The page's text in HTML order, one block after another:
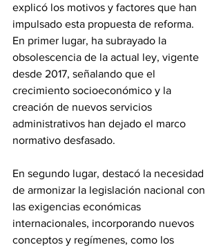
explicó los motivos y factores que han
impulsado esta propuesta de reforma.
En primer lugar, ha subrayado la
obsolescencia de la actual ley, vigente
desde 2017, señalando que el
crecimiento socioeconómico y la
creación de nuevos servicios
administrativos han dejado el marco
normativo desfasado.
En segundo lugar, destacó la necesidad
de armonizar la legislación nacional con
las exigencias económicas
internacionales, incorporando nuevos
conceptos y regímenes, como los